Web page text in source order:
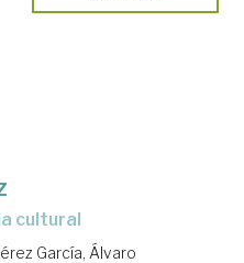
cultural
García, Álvaro